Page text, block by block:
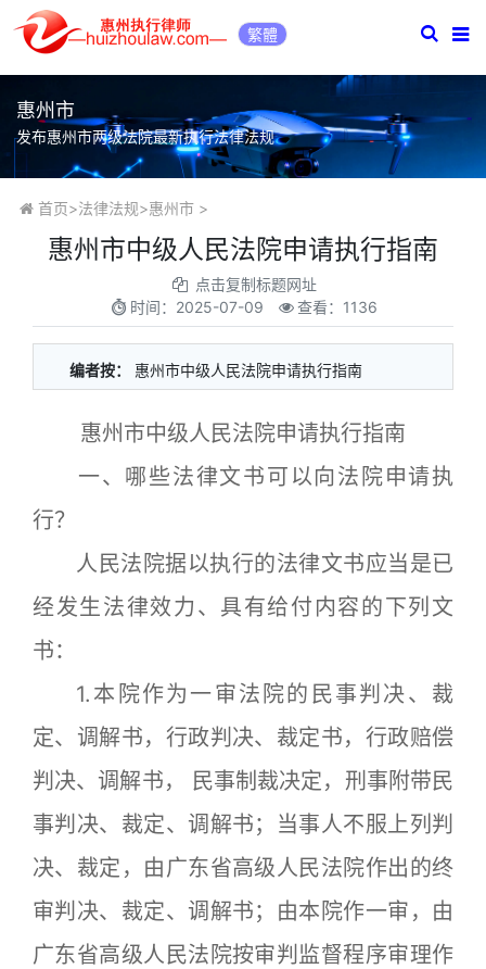
繁體
惠州市
发布惠州市两级法院最新执行法律法规
首页>法律法规>惠州市>
惠州市中级人民法院申请执行指南
点击复制标题网址
时间： 2025-07-09 查看：1136
编者按： 惠州市中级人民法院申请执行指南
惠州市中级人民法院申请执行指南
一、哪些法律文书可以向法院申请执
行？
人民法院据以执行的法律文书应当是已
经发生法律效力、具有给付内容的下列文
书：
1.本院作为一审法院的民事判决、裁
定、调解书，行政判决、裁定书，行政赔偿
判决、调解书， 民事制裁决定，刑事附带民
事判决、裁定、调解书；当事人不服上列判
决、裁定，由广东省高级人民法院作出的终
审判决、裁定、调解书；由本院作一审，由
广东省高级人民法院按审判监督程序审理作